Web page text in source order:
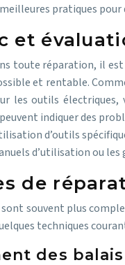
pratiques
et
toute réparation, il
et rentable.
les outils
indiquer des
d’outils
d’utilisation ou les
de
souvent plus
techniques
des